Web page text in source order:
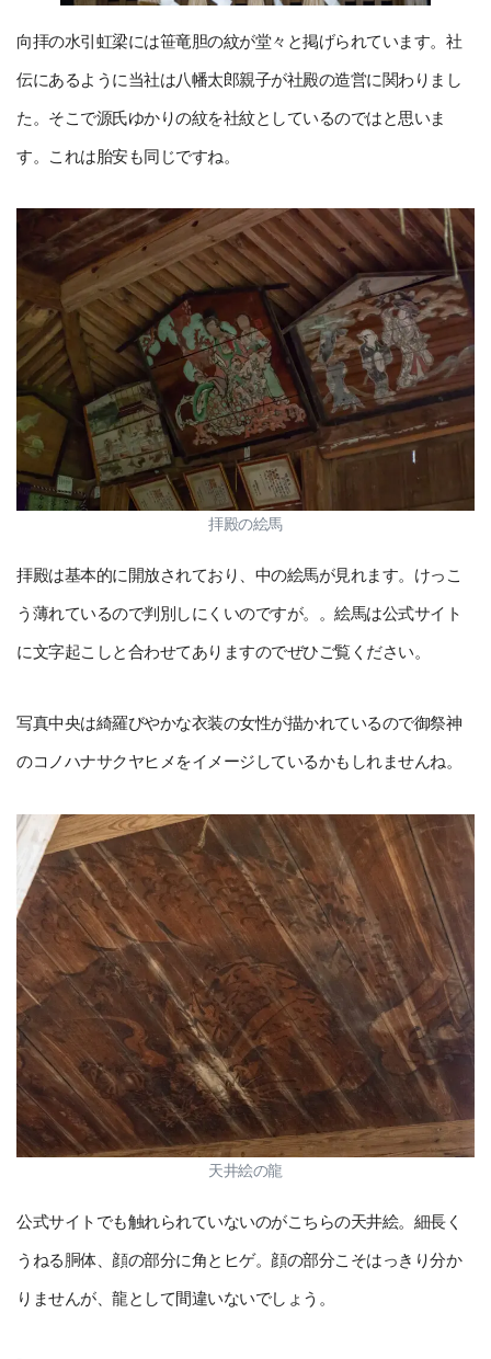
向拝の水引虹梁には笹竜胆の紋が堂々と掲げられています。社
伝にあるように当社は八幡太郎親子が社殿の造営に関わりまし
た。そこで源氏ゆかりの紋を社紋としているのではと思いま
す。これは胎安も同じですね。
拝殿の絵馬
拝殿は基本的に開放されており、中の絵馬が見れます。けっこ
う薄れているので判別しにくいのですが。。絵馬は公式サイト
に文字起こしと合わせてありますのでぜひご覧ください。
写真中央は綺羅びやかな衣装の女性が描かれているので御祭神
のコノハナサクヤヒメをイメージしているかもしれませんね。
天井絵の龍
公式サイトでも触れられていないのがこちらの天井絵。細長く
うねる胴体、顔の部分に角とヒゲ。顔の部分こそはっきり分か
りませんが、龍として間違いないでしょう。